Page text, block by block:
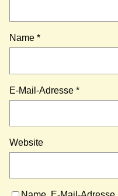
Name *
E-Mail-Adresse *
Website